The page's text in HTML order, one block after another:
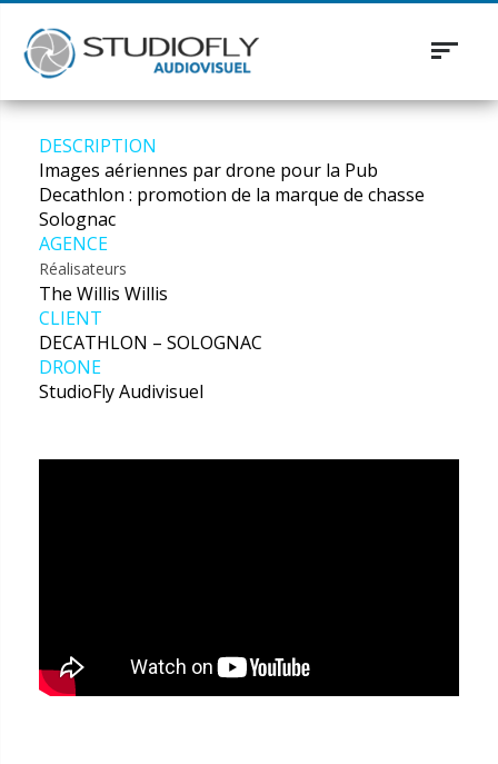
Toggle
DESCRIPTION
Images aériennes par drone pour la Pub
Decathlon : promotion de la marque de chasse
Solognac
AGENCE
Réalisateurs
The Willis Willis
CLIENT
DECATHLON – SOLOGNAC
DRONE
StudioFly Audivisuel